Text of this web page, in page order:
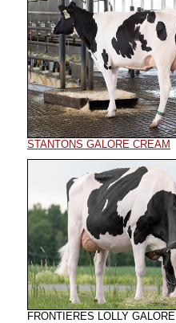
STANTONS GALORE CREAM
FRONTIERES LOLLY GALORE